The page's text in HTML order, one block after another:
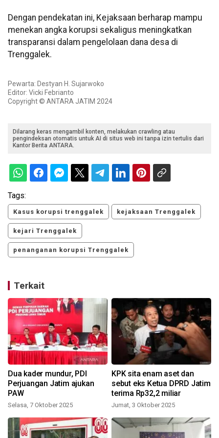
Dengan pendekatan ini, Kejaksaan berharap mampu
menekan angka korupsi sekaligus meningkatkan
transparansi dalam pengelolaan dana desa di
Trenggalek.
Pewarta: Destyan H. Sujarwoko
Editor: Vicki Febrianto
Copyright © ANTARA JATIM 2024
Dilarang keras mengambil konten, melakukan crawling atau
pengindeksan otomatis untuk AI di situs web ini tanpa izin tertulis dari
Kantor Berita ANTARA.
Tags:
Kasus korupsi trenggalek kejaksaan Trenggalek
kejari Trenggalek
penanganan korupsi Trenggalek
Terkait
Dua kader mundur, PDI
Perjuangan Jatim ajukan
PAW
Selasa, 7 Oktober 2025
KPK sita enam aset dan
sebut eks Ketua DPRD Jatim
terima Rp32,2 miliar
Jumat, 3 Oktober 2025